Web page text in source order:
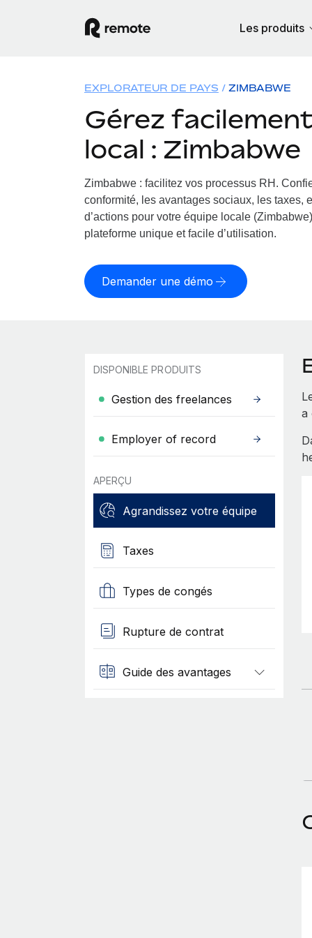
Les produits
EXPLORATEUR DE PAYS ZIMBABWE
Gérez facilement
local : Zimbabwe
Zimbabwe : facilitez vos processus RH.
conformité, les avantages sociaux, les taxes,
d’actions pour votre équipe locale
plateforme unique et facile d’utilisation.
Demander une démo
DISPONIBLE PRODUITS
Gestion des freelances
Employer of record
APERÇU
Agrandissez votre équipe
Taxes
Types de congés
Rupture de contrat
Guide des avantages
a